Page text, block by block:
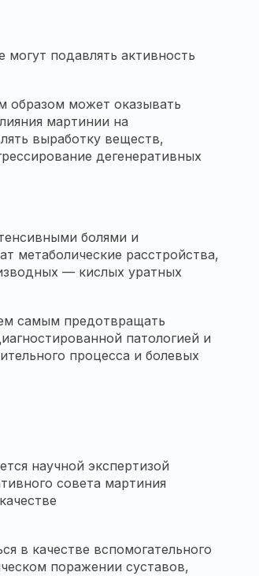
подавлять активность
образом может оказывать
мартинии на
выработку веществ,
дегенеративных
болями и
метаболические расстройства,
— кислых уратных
самым предотвращать
патологией и
процесса и болевых
научной экспертизой
совета мартиния
в качестве вспомогательного
поражении суставов,